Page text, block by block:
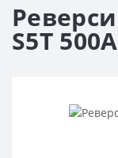
S5T